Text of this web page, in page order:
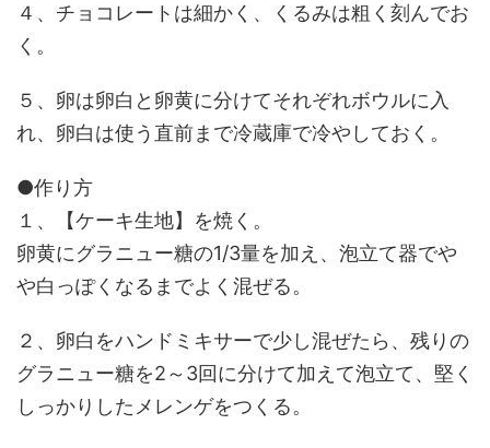
４、チョコレートは細かく、くるみは粗く刻んでお
く。
５、卵は卵白と卵黄に分けてそれぞれボウルに入
れ、卵白は使う直前まで冷蔵庫で冷やしておく。
●作り方
１、【ケーキ生地】を焼く。
卵黄にグラニュー糖の1/3量を加え、泡立て器でや
や白っぽくなるまでよく混ぜる。
２、卵白をハンドミキサーで少し混ぜたら、残りの
グラニュー糖を2～3回に分けて加えて泡立て、堅く
しっかりしたメレンゲをつくる。